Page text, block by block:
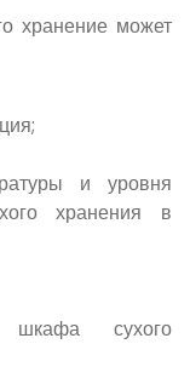
хранение может
и уровня
хранения в
шкафа сухого